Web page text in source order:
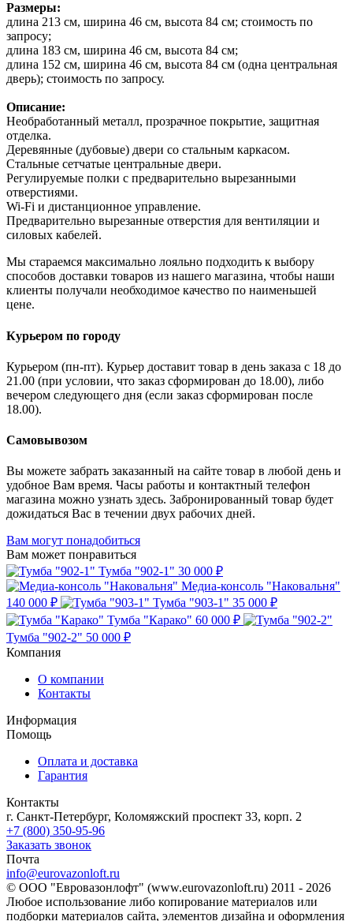
Размеры:
длина 213 см, ширина 46 см, высота 84 см; стоимость по
запросу;
длина 183 см, ширина 46 см, высота 84 см;
длина 152 см, ширина 46 см, высота 84 см (одна центральная
дверь); стоимость по запросу.
Описание:
Необработанный металл, прозрачное покрытие, защитная
отделка.
Деревянные (дубовые) двери со стальным каркасом.
Стальные сетчатые центральные двери.
Регулируемые полки с предварительно вырезанными
отверстиями.
Wi-Fi и дистанционное управление.
Предварительно вырезанные отверстия для вентиляции и
силовых кабелей.
Мы стараемся максимально лояльно подходить к выбору
способов доставки товаров из нашего магазина, чтобы наши
клиенты получали необходимое качество по наименьшей
цене.
Курьером по городу
Курьером (пн-пт). Курьер доставит товар в день заказа с 18 до
21.00 (при условии, что заказ сформирован до 18.00), либо
вечером следующего дня (если заказ сформирован после
18.00).
Самовывозом
Вы можете забрать заказанный на сайте товар в любой день и
удобное Вам время. Часы работы и контактный телефон
магазина можно узнать здесь. Забронированный товар будет
дожидаться Вас в течении двух рабочих дней.
Вам могут понадобиться
Вам может понравиться
Тумба "902-1" 30 000 ₽
Медиа-консоль "Наковальня"
140 000 ₽
Тумба "903-1" 35 000 ₽
Тумба "Карако" 60 000 ₽
Тумба "902-2" 50 000 ₽
Компания
О компании
Контакты
Информация
Помощь
Оплата и доставка
Гарантия
Контакты
г. Санкт-Петербург, Коломяжский проспект 33, корп. 2
+7 (800) 350-95-96
Заказать звонок
Почта
info@eurovazonloft.ru
© ООО "Евровазонлофт" (www.eurovazonloft.ru) 2011 - 2026
Любое использование либо копирование материалов или
подборки материалов сайта, элементов дизайна и оформления